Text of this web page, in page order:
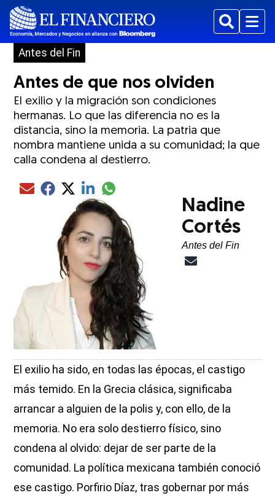
BuscarMenu
Antes del Fin
Antes de que nos olviden
El exilio y la migración son condiciones
hermanas. Lo que las diferencia no es la
distancia, sino la memoria. La patria que
nombra mantiene unida a su comunidad; la que
calla condena al destierro.
Compartir el artículo actual mediante Email
Compartir el artículo actual mediante Facebook
Compartir el artículo actual mediante Twitter
Compartir el artículo actual mediante LinkedIn
Compartir el artículo actual mediante
Nadine
Cortés
Antes del Fin
El exilio ha sido, en todas las épocas, el castigo
más temido. En la Grecia clásica, significaba
arrancar a alguien de la polis y, con ello, de la
memoria. No era solo destierro físico, sino
condena al olvido: dejar de ser parte de la
comunidad. La política mexicana también conoció
ese castigo. Porfirio Díaz, tras gobernar por más